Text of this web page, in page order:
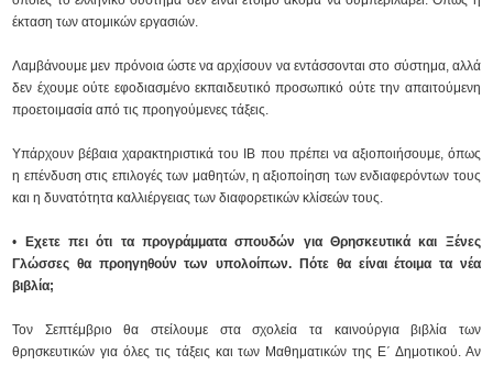
έκταση των ατομικών εργασιών.
Λαμβάνουμε μεν πρόνοια ώστε να αρχίσουν να εντάσσονται στο σύστημα, αλλά
δεν έχουμε ούτε εφοδιασμένο εκπαιδευτικό προσωπικό ούτε την απαιτούμενη
προετοιμασία από τις προηγούμενες τάξεις.
Υπάρχουν βέβαια χαρακτηριστικά του ΙΒ που πρέπει να αξιοποιήσουμε, όπως
η επένδυση στις επιλογές των μαθητών, η αξιοποίηση των ενδιαφερόντων τους
και η δυνατότητα καλλιέργειας των διαφορετικών κλίσεών τους.
•
Εχετε πει ότι τα προγράμματα σπουδών για Θρησκευτικά και Ξένες
Γλώσσες θα προηγηθούν των υπολοίπων. Πότε θα είναι έτοιμα τα νέα
βιβλία;
Τον Σεπτέμβριο θα στείλουμε στα σχολεία τα καινούργια βιβλία των
θρησκευτικών για όλες τις τάξεις και των Μαθηματικών της Ε΄ Δημοτικού. Αν